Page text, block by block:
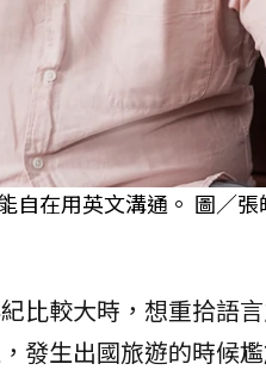
自在用英文溝通。 圖／張
比較大時，想重拾語
發生出國旅遊的時候